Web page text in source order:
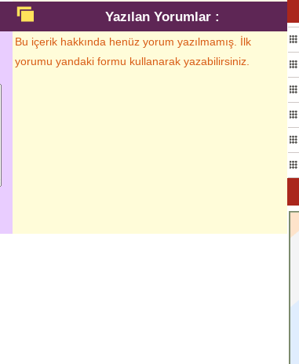
Yazılan Yorumlar :
Bu içerik hakkında henüz yorum yazılmamış. İlk
yorumu yandaki formu kullanarak yazabilirsiniz.